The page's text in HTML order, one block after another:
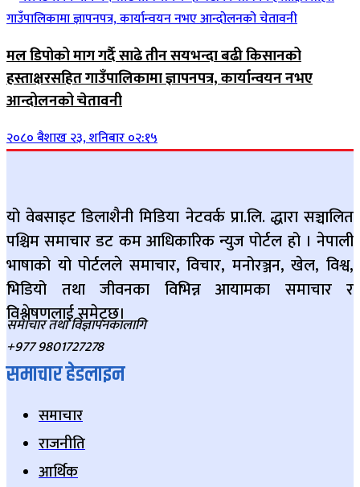
मल डिपोको माग गर्दै साढे तीन सयभन्दा बढी किसानको
हस्ताक्षरसहित गाउँपालिकामा ज्ञापनपत्र, कार्यान्वयन नभए
आन्दोलनको चेतावनी
२०८० बैशाख २३, शनिबार ०२:१५
यो वेबसाइट डिलाशैनी मिडिया नेटवर्क प्रा.लि. द्धारा सञ्चालित
पश्चिम समाचार डट कम आधिकारिक न्युज पोर्टल हो । नेपाली
भाषाको यो पोर्टलले समाचार, विचार, मनोरञ्जन, खेल, विश्व,
भिडियो तथा जीवनका विभिन्न आयामका समाचार र
विश्लेषणलाई समेट्छ।
समाचार तथा विज्ञापनकालागि
+977 9801727278
समाचार हेडलाइन
समाचार
राजनीति
आर्थिक